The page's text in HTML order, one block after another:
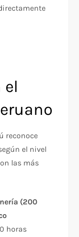
el
reconoce
el nivel
las más
(200
horas